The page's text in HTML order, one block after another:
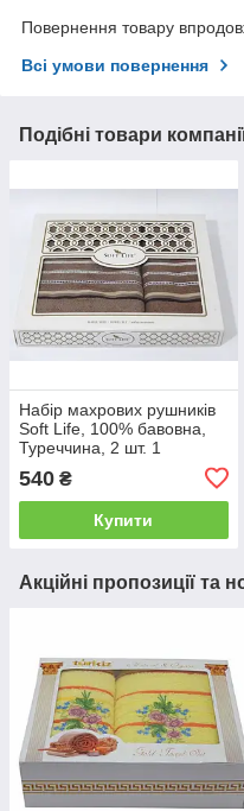
Повернення товару
Всі умови повернення
Подібні товари
Набір махрових рушників
Soft Life, 100% бавовна,
Туреччина, 2 шт. 1
540 ₴
Купити
Акційні пропозиції та